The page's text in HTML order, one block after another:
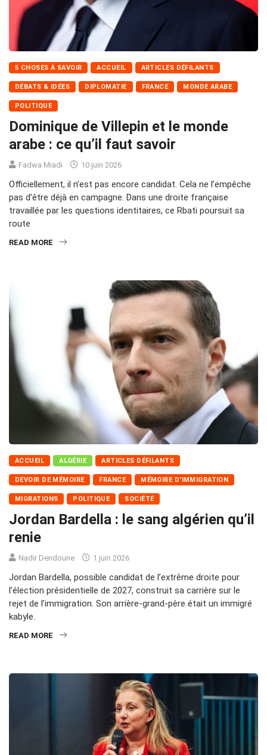
5 CHOSES À SAVOIR ACCUEIL ARTICLES DÉFILANTS
DÉBATS & IDÉES DIPLOMATIE FRANCE MONDE ARABE
POLITIQUE
Dominique de Villepin et le monde
arabe : ce qu’il faut savoir
Fadwa Miadi 10 juin 2026
Officiellement, il n’est pas encore candidat. Cela ne l’empêche
pas d’être déjà en campagne. Dans une droite française
travaillée par les questions identitaires, ce Rbati poursuit sa
route
READ MORE
ACCUEIL ALGÉRIE ARTICLES DÉFILANTS
DEVOIR DE MÉMOIRE FRANCE MÉMOIRE D'IMMIGRATION
MIGRATIONS POLITIQUE SOCIÉTÉ
Jordan Bardella : le sang algérien qu’il
renie
Nadir Dendoune 1 juin 2026
Jordan Bardella, possible candidat de l’extrême droite pour
l’élection présidentielle de 2027, construit sa carrière sur le
rejet de l’immigration. Son arrière-grand-père était un immigré
kabyle.
READ MORE